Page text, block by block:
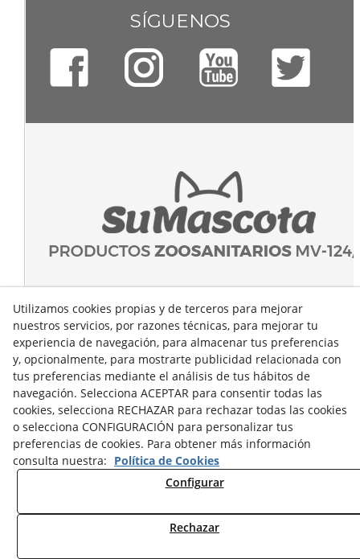
SÍGUENOS
Utilizamos cookies propias y de terceros para mejorar
nuestros servicios, por razones técnicas, para mejorar tu
experiencia de navegación, para almacenar tus preferencias
y, opcionalmente, para mostrarte publicidad relacionada con
tus preferencias mediante el análisis de tus hábitos de
navegación. Selecciona ACEPTAR para consentir todas las
cookies, selecciona RECHAZAR para rechazar todas las cookies
o selecciona CONFIGURACIÓN para personalizar tus
preferencias de cookies. Para obtener más información
consulta nuestra: Política de Cookies
Configurar
Rechazar